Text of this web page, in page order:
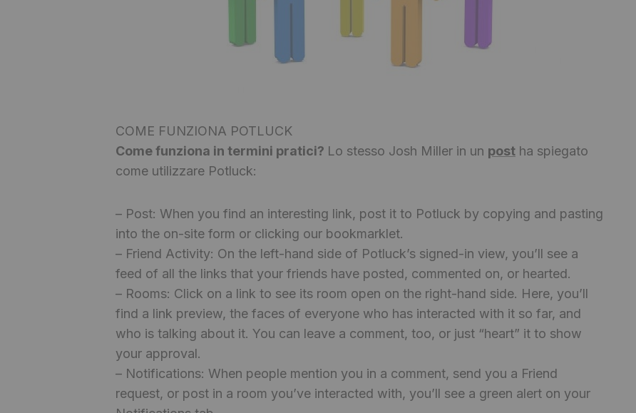
COME FUNZIONA POTLUCK
Come funziona in termini pratici? Lo stesso Josh Miller in un post ha spiegato
come utilizzare Potluck:
– Post: When you find an interesting link, post it to Potluck by copying and pasting
into the on-site form or clicking our bookmarklet.
– Friend Activity: On the left-hand side of Potluck’s signed-in view, you’ll see a
feed of all the links that your friends have posted, commented on, or hearted.
– Rooms: Click on a link to see its room open on the right-hand side. Here, you’ll
find a link preview, the faces of everyone who has interacted with it so far, and
who is talking about it. You can leave a comment, too, or just “heart” it to show
your approval.
– Notifications: When people mention you in a comment, send you a Friend
request, or post in a room you’ve interacted with, you’ll see a green alert on your